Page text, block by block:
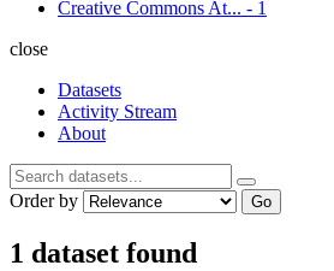
Creative Commons At... - 1
close
Datasets
Activity Stream
About
Order by Go
1 dataset found